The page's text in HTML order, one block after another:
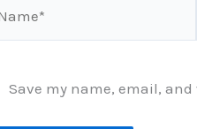
Save my name, email,